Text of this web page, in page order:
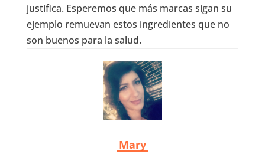
justifica. Esperemos que más marcas sigan su
ejemplo remuevan estos ingredientes que no
son buenos para la salud.
Mary